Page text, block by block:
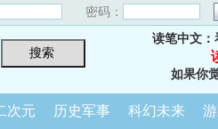
密码：
读笔中文：
如果你
次元 历史军事 科幻未来